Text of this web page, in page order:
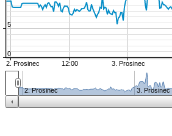
2. Prosinec 12:00 3. Prosinec
0
5
2. Prosinec 3. Prosinec